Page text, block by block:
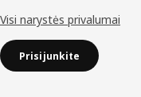
Visi narystės privalumai
Prisijunkite